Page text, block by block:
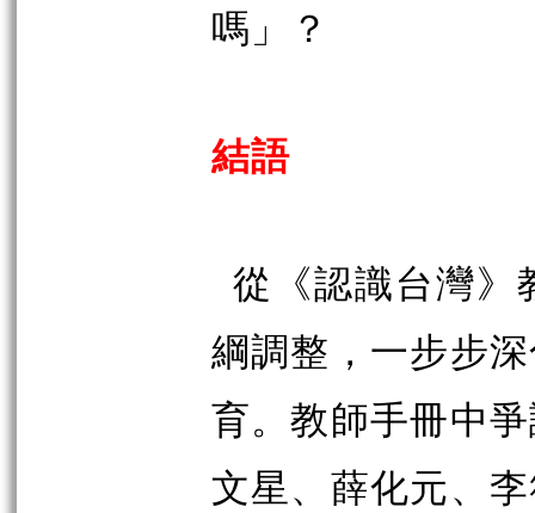
嗎」？
結語
從《認識台灣》
綱調整，一步步
育。教師手冊中
文星、薛化元、